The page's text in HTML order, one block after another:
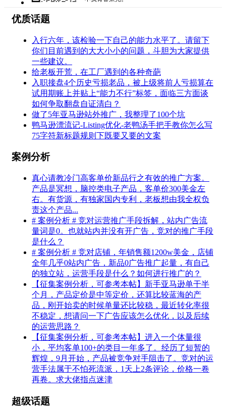
优质话题
入行六年，该检验一下自己的能力水平了。请留下
你们目前遇到的大大小小的问题，斗胆为大家提供
一些建议。
给老板开荒，在工厂遇到的各种奇葩
入职接盘4个历史亏损老品，被上级将前人亏损算在
试用期账上并贴上“能力不行”标签，面临三方面谈
如何争取翻盘自证清白？
做了5年亚马逊站外推广，我整理了100个坑
鸭马逊漂流记-Listing优化-老鸭汤手把手教你怎么写
75字符新标题规则下既要又要的文案
案例分析
真心请教冷门高客单价新品行之有效的推广方案。
产品是冥想，脑控类电子产品，客单价300美金左
右。有货源，有独家国内专利，老板想由我全权负
责这个产品...
# 案例分析 # 竞对运营推广手段拆解，站内广告流
量词是0。也就站内并没有开广告，竞对的推广手段
是什么？
# 案例分析 # 竞对店铺，年销售额1200w美金，店铺
全年几乎0站内广告，新品0广告推广起量，有自己
的独立站，运营手段是什么？如何进行推广的？
【征集案例分析，可参考本帖】新手亚马逊单干半
个月，产品定价是中等定价，还算比较蓝海的产
品，刚开始卖的时候单量还比较稳，最近转化率很
不稳定，想请问一下广告应该怎么优化，以及后续
的运营思路？
【征集案例分析，可参考本帖】进入一个体量很
小，平均客单100+的类目一年多了。经历了短暂的
辉煌，9月开始，产品被竞争对手阻击了。竞对的运
营手法属于不怕死流派，1天上2条评论，价格一卷
再卷。求大佬指点迷津
超级话题